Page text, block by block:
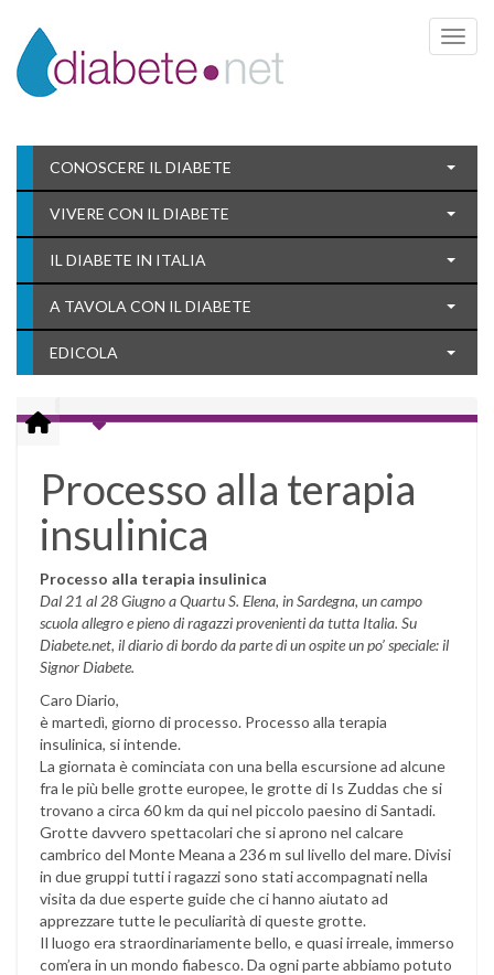
Toggle
CONOSCERE IL DIABETE
VIVERE CON IL DIABETE
IL DIABETE IN ITALIA
A TAVOLA CON IL DIABETE
EDICOLA
Processo alla terapia
insulinica
Processo alla terapia insulinica
Dal 21 al 28 Giugno a Quartu S. Elena, in Sardegna, un campo
scuola allegro e pieno di ragazzi provenienti da tutta Italia. Su
Diabete.net, il diario di bordo da parte di un ospite un po’ speciale: il
Signor Diabete.
Caro Diario,
è martedì, giorno di processo. Processo alla terapia
insulinica, si intende.
La giornata è cominciata con una bella escursione ad alcune
fra le più belle grotte europee, le grotte di Is Zuddas che si
trovano a circa 60 km da qui nel piccolo paesino di Santadi.
Grotte davvero spettacolari che si aprono nel calcare
cambrico del Monte Meana a 236 m sul livello del mare. Divisi
in due gruppi tutti i ragazzi sono stati accompagnati nella
visita da due esperte guide che ci hanno aiutato ad
apprezzare tutte le peculiarità di queste grotte.
Il luogo era straordinariamente bello, e quasi irreale, immerso
com’era in un mondo fiabesco. Da ogni parte abbiamo potuto